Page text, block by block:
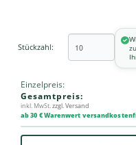
Stückzahl:
Einzelpreis:
Gesamtpreis:
inkl. MwSt. zzgl. Versand
ab 30 € Warenwert